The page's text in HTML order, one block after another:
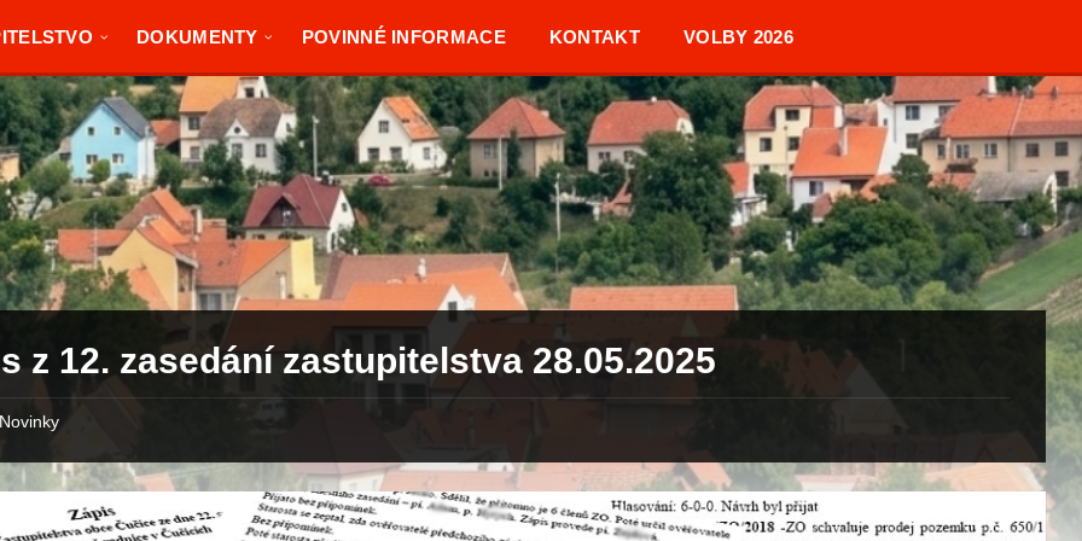
DOKUMENTY POVINNÉ INFORMACE KONTAKT VOLBY 2026
z 12. zasedání zastupitelstva 28.05.2025
Novinky